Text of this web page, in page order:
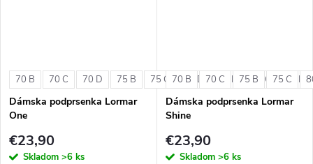
70 B 70 C 70 D 75 B 75 C 75 D 80 B 80 C 80 D
Dámska podprsenka Lormar
One
€23,90
Skladom >6 ks
70 B 70 C 75 B 75 C
Dámska podprsenka Lormar
Shine
€23,90
Skladom >6 ks